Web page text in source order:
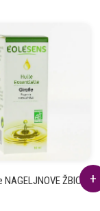
ŽBICE